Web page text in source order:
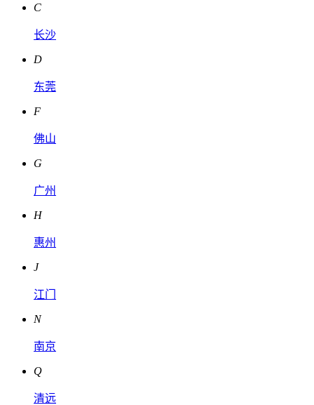
C
长沙
D
东莞
F
佛山
G
广州
H
惠州
J
江门
N
南京
Q
清远